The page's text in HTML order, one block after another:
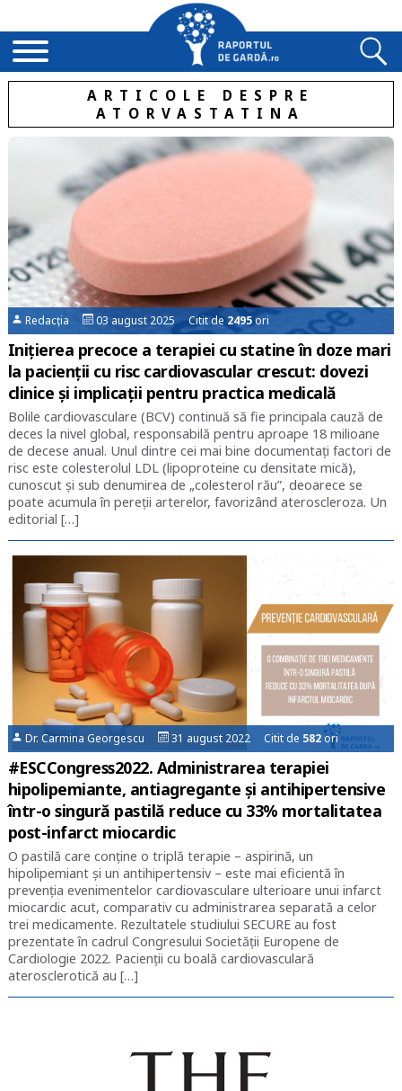
ARTICOLE DESPRE
ATORVASTATINA
Redacția 03 august 2025 Citit de 2495ori
Inițierea precoce a terapiei cu statine în doze mari
la pacienții cu risc cardiovascular crescut: dovezi
clinice și implicații pentru practica medicală
Bolile cardiovasculare (BCV) continuă să fie principala cauză de
deces la nivel global, responsabilă pentru aproape 18 milioane
de decese anual. Unul dintre cei mai bine documentați factori de
risc este colesterolul LDL (lipoproteine cu densitate mică),
cunoscut și sub denumirea de „colesterol rău”, deoarece se
poate acumula în pereții arterelor, favorizând ateroscleroza. Un
editorial […]
Dr. Carmina Georgescu 31 august 2022 Citit de 582ori
#ESCCongress2022. Administrarea terapiei
hipolipemiante, antiagregante și antihipertensive
într-o singură pastilă reduce cu 33% mortalitatea
post-infarct miocardic
O pastilă care conține o triplă terapie – aspirină, un
hipolipemiant și un antihipertensiv – este mai eficientă în
prevenția evenimentelor cardiovasculare ulterioare unui infarct
miocardic acut, comparativ cu administrarea separată a celor
trei medicamente. Rezultatele studiului SECURE au fost
prezentate în cadrul Congresului Societății Europene de
Cardiologie 2022. Pacienții cu boală cardiovasculară
aterosclerotică au […]